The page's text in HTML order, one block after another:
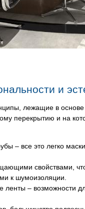
и
лежащие в
перекрытию и на
– все это легко
свойствами,
к шумоизоляции.
ленты – возможности